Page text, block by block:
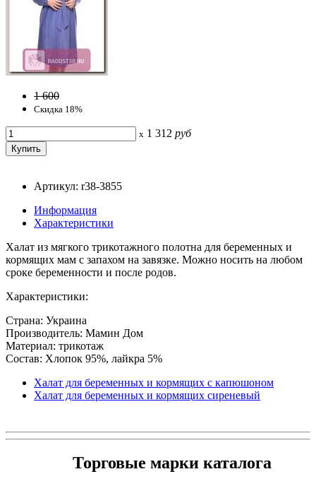
1 600
Скидка 18%
x 1 312 руб
Артикул: r38-3855
Информация
Характеристики
Халат из мягкого трикотажного полотна для беременных и
кормящих мам с запахом на завязке. Можно носить на любом
сроке беременности и после родов.
Характеристики:
Страна: Украина
Производитель: Мамин Дом
Материал: трикотаж
Состав: Хлопок 95%, лайкра 5%
Халат для беременных и кормящих с капюшоном
Халат для беременных и кормящих сиреневый
Торговые марки каталога